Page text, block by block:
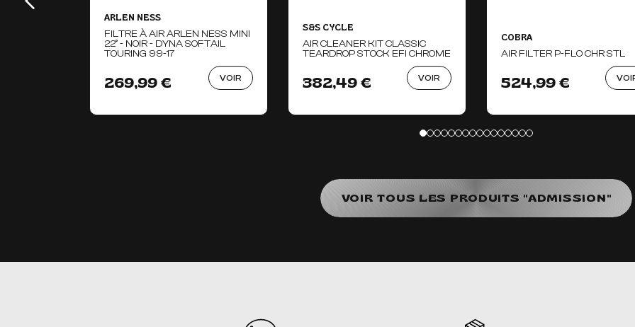
ARLEN NESS
FILTRE À AIR ARLEN NESS MINI
22° - NOIR - DYNA SOFTAIL
TOURING 99-17
269,99 € VOIR
S&S CYCLE
AIR CLEANER KIT CLASSIC
TEARDROP STOCK EFI CHROME
382,49 € VOIR
COBRA
AIR FILTER P-FLO CHR STL
524,99 €
VOIR TOUS LES PRODUITS "ADMISSION"